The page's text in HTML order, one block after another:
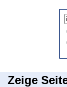
Zeige